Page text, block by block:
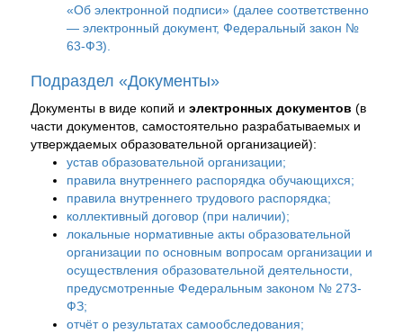
«Об электронной подписи» (далее соответственно
— электронный документ, Федеральный закон №
63-ФЗ).
Подраздел «Документы»
Документы в виде копий и электронных документов (в
части документов, самостоятельно разрабатываемых и
утверждаемых образовательной организацией):
устав образовательной организации;
правила внутреннего распорядка обучающихся;
правила внутреннего трудового распорядка;
коллективный договор (при наличии);
локальные нормативные акты образовательной
организации по основным вопросам организации и
осуществления образовательной деятельности,
предусмотренные Федеральным законом № 273-
ФЗ;
отчёт о результатах самообследования;